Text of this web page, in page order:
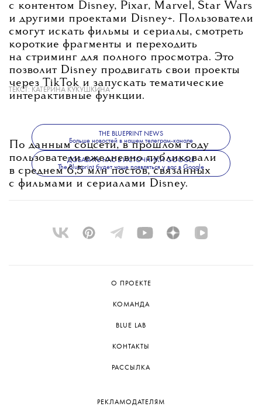
с контентом Disney, Pixar, Marvel, Star Wars
и другими проектами Disney+. Пользователи
смогут искать фильмы и сериалы, смотреть
короткие фрагменты и переходить
на стриминг для полного просмотра. Это
позволит Disney продвигать свои проекты
через TikTok и запускать тематические
интерактивные функции.
По данным соцсети, в прошлом году
пользователи ежедневно публиковали
в среднем 6,5 млн постов, связанных
с фильмами и сериалами Disney.
ТЕКСТ: КАТЕРИНА КУКУШКИНА
THE BLUEPRINT NEWS
Больше новостей в нашем телеграм-канале
ДОБАВИТЬ НАС В ИСТОЧНИКИ GOOGLE
The Blueprint будет чаще появляться у вас в Google
О ПРОЕКТЕ
КОМАНДА
BLUE LAB
КОНТАКТЫ
РАССЫЛКА
РЕКЛАМОДАТЕЛЯМ